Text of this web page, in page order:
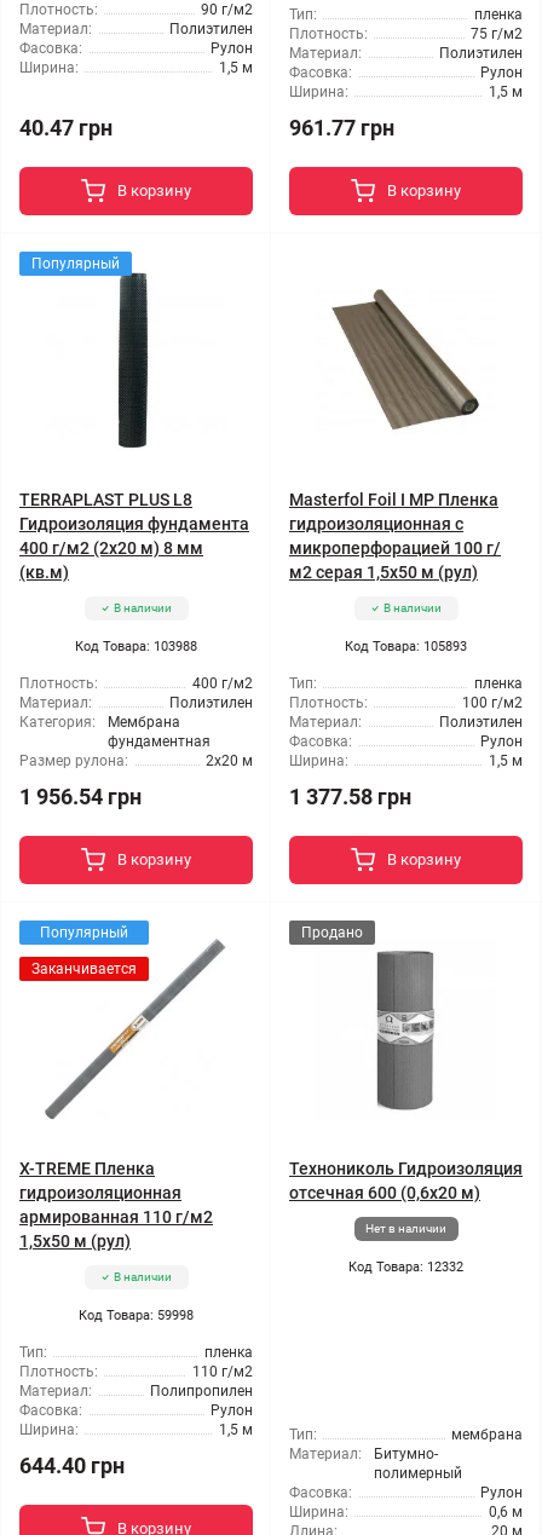
Плотность:
90 г/м2
Материал:
Полиэтилен
Фасовка:
Рулон
Ширина:
1,5 м
40.47 грн
В корзину
Тип:
пленка
Плотность:
75 г/м2
Материал:
Полиэтилен
Фасовка:
Рулон
Ширина:
1,5 м
961.77 грн
В корзину
Популярный
TERRAPLAST PLUS L8
Гидроизоляция фундамента
400 г/м2 (2x20 м) 8 мм
(кв.м)
В наличии
Код Товара: 103988
Плотность:
400 г/м2
Материал:
Полиэтилен
Категория:
Мембрана
фундаментная
Размер рулона:
2x20 м
1 956.54 грн
В корзину
Masterfol Foil I MP Пленка
гидроизоляционная с
микроперфорацией 100 г/
м2 серая 1,5x50 м (рул)
В наличии
Код Товара: 105893
Тип:
пленка
Плотность:
100 г/м2
Материал:
Полиэтилен
Фасовка:
Рулон
Ширина:
1,5 м
1 377.58 грн
В корзину
Популярный
Заканчивается
X-TREME Пленка
гидроизоляционная
армированная 110 г/м2
1,5x50 м (рул)
В наличии
Код Товара: 59998
Тип:
пленка
Плотность:
110 г/м2
Материал:
Полипропилен
Фасовка:
Рулон
Ширина:
1,5 м
644.40 грн
В корзину
Продано
Технониколь Гидроизоляция
отсечная 600 (0,6x20 м)
Нет в наличии
Код Товара: 12332
Тип:
мембрана
Материал:
Битумно-
полимерный
Фасовка:
Рулон
Ширина:
0,6 м
Длина:
20 м